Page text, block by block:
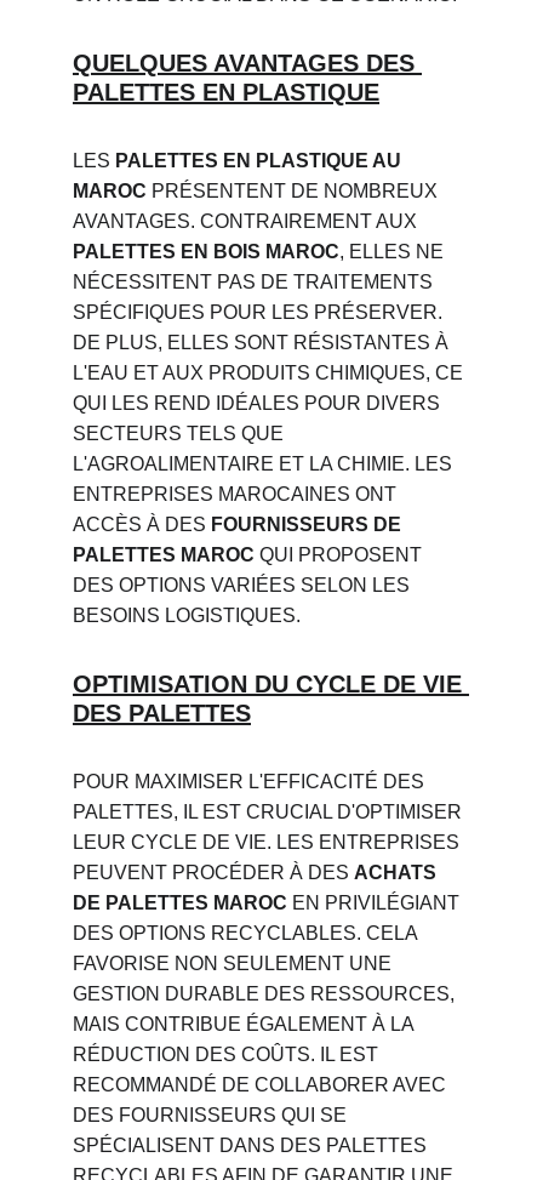
QUELQUES AVANTAGES DES
PALETTES EN PLASTIQUE
LES PALETTES EN PLASTIQUE AU
MAROC PRÉSENTENT DE NOMBREUX
AVANTAGES. CONTRAIREMENT AUX
PALETTES EN BOIS MAROC, ELLES NE
NÉCESSITENT PAS DE TRAITEMENTS
SPÉCIFIQUES POUR LES PRÉSERVER.
DE PLUS, ELLES SONT RÉSISTANTES À
L'EAU ET AUX PRODUITS CHIMIQUES, CE
QUI LES REND IDÉALES POUR DIVERS
SECTEURS TELS QUE
L'AGROALIMENTAIRE ET LA CHIMIE. LES
ENTREPRISES MAROCAINES ONT
ACCÈS À DES FOURNISSEURS DE
PALETTES MAROC QUI PROPOSENT
DES OPTIONS VARIÉES SELON LES
BESOINS LOGISTIQUES.
OPTIMISATION DU CYCLE DE VIE
DES PALETTES
POUR MAXIMISER L'EFFICACITÉ DES
PALETTES, IL EST CRUCIAL D'OPTIMISER
LEUR CYCLE DE VIE. LES ENTREPRISES
PEUVENT PROCÉDER À DES ACHATS
DE PALETTES MAROC EN PRIVILÉGIANT
DES OPTIONS RECYCLABLES. CELA
FAVORISE NON SEULEMENT UNE
GESTION DURABLE DES RESSOURCES,
MAIS CONTRIBUE ÉGALEMENT À LA
RÉDUCTION DES COÛTS. IL EST
RECOMMANDÉ DE COLLABORER AVEC
DES FOURNISSEURS QUI SE
SPÉCIALISENT DANS DES PALETTES
RECYCLABLES AFIN DE GARANTIR UNE